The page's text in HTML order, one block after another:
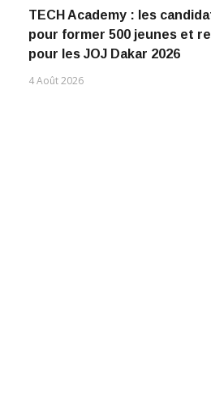
TECH Academy : les
pour former 500 jeunes et
pour les JOJ Dakar 2026
4 Août 2026